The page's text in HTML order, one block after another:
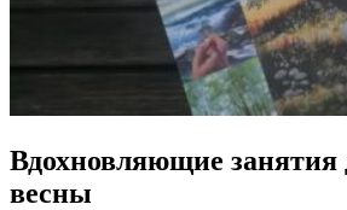
Вдохновляющие занятия
весны